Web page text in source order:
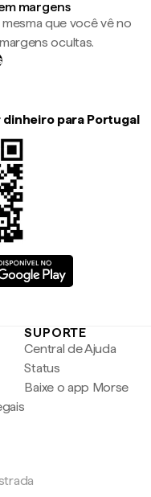
margens
que você vê no
ocultas.
dinheiro para Portugal
SUPORTE
Central de Ajuda
Status
Baixe o app Morse